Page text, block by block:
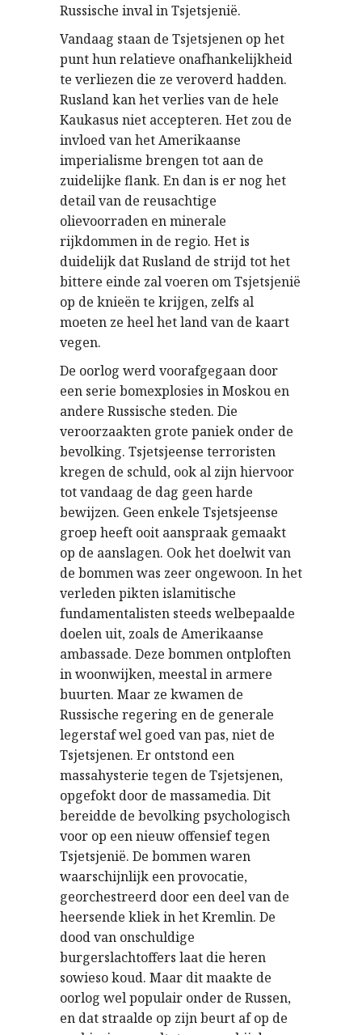
Russische inval in Tsjetsjenië.
Vandaag staan de Tsjetsjenen op het
punt hun relatieve onafhankelijkheid
te verliezen die ze veroverd hadden.
Rusland kan het verlies van de hele
Kaukasus niet accepteren. Het zou de
invloed van het Amerikaanse
imperialisme brengen tot aan de
zuidelijke flank. En dan is er nog het
detail van de reusachtige
olievoorraden en minerale
rijkdommen in de regio. Het is
duidelijk dat Rusland de strijd tot het
bittere einde zal voeren om Tsjetsjenië
op de knieën te krijgen, zelfs al
moeten ze heel het land van de kaart
vegen.
De oorlog werd voorafgegaan door
een serie bomexplosies in Moskou en
andere Russische steden. Die
veroorzaakten grote paniek onder de
bevolking. Tsjetsjeense terroristen
kregen de schuld, ook al zijn hiervoor
tot vandaag de dag geen harde
bewijzen. Geen enkele Tsjetsjeense
groep heeft ooit aanspraak gemaakt
op de aanslagen. Ook het doelwit van
de bommen was zeer ongewoon. In het
verleden pikten islamitische
fundamentalisten steeds welbepaalde
doelen uit, zoals de Amerikaanse
ambassade. Deze bommen ontploften
in woonwijken, meestal in armere
buurten. Maar ze kwamen de
Russische regering en de generale
legerstaf wel goed van pas, niet de
Tsjetsjenen. Er ontstond een
massahysterie tegen de Tsjetsjenen,
opgefokt door de massamedia. Dit
bereidde de bevolking psychologisch
voor op een nieuw offensief tegen
Tsjetsjenië. De bommen waren
waarschijnlijk een provocatie,
georchestreerd door een deel van de
heersende kliek in het Kremlin. De
dood van onschuldige
burgerslachtoffers laat die heren
sowieso koud. Maar dit maakte de
oorlog wel populair onder de Russen,
en dat straalde op zijn beurt af op de